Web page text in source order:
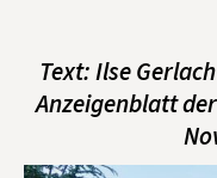
Publikationen
Kunst & Kultur
Förderung &
Text: Ilse
Anzeigenblatt